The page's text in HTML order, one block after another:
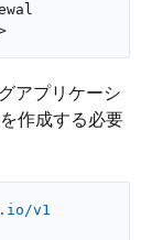
アプリケーシ
作成する必要
v1